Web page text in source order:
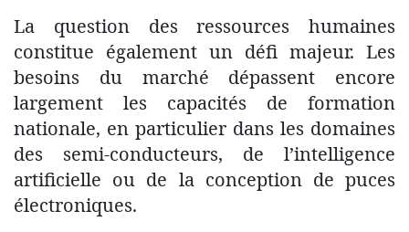
La question des ressources humaines
constitue également un défi majeur. Les
besoins du marché dépassent encore
largement les capacités de formation
nationale, en particulier dans les domaines
des semi-conducteurs, de l’intelligence
artificielle ou de la conception de puces
électroniques.